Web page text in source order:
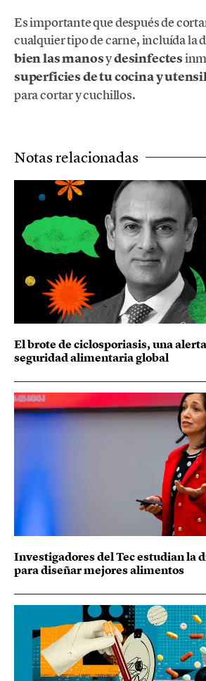
Es importante que después de
cualquier tipo de carne, incluída la
bien las manosydesinfectes
superficies de tu cocina y
para cortar y cuchillos.
Notas relacionadas
El brote de ciclosporiasis, una
seguridad alimentaria global
Investigadores del Tec estudian la
para diseñar mejores alimentos